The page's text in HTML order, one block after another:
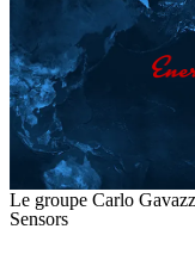
Le groupe Carlo
Sensors